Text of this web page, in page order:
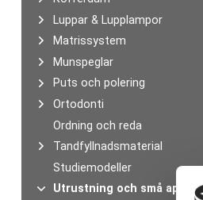
Luppar & Lupplampor
Matrissystem
Munspeglar
Puts och polering
Ortodonti
Ordning och reda
Tandfyllnadsmaterial
Studiemodeller
Utrustning och små